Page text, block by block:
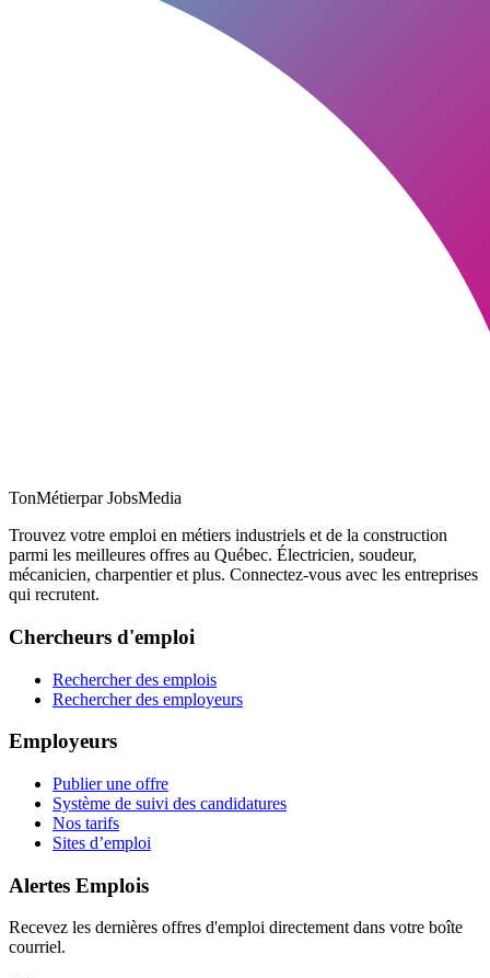
TonMétierpar JobsMedia
Trouvez votre emploi en métiers industriels et de la construction
parmi les meilleures offres au Québec. Électricien, soudeur,
mécanicien, charpentier et plus. Connectez-vous avec les entreprises
qui recrutent.
Chercheurs d'emploi
Rechercher des emplois
Rechercher des employeurs
Employeurs
Publier une offre
Système de suivi des candidatures
Nos tarifs
Sites d’emploi
Alertes Emplois
Recevez les dernières offres d'emploi directement dans votre boîte
courriel.